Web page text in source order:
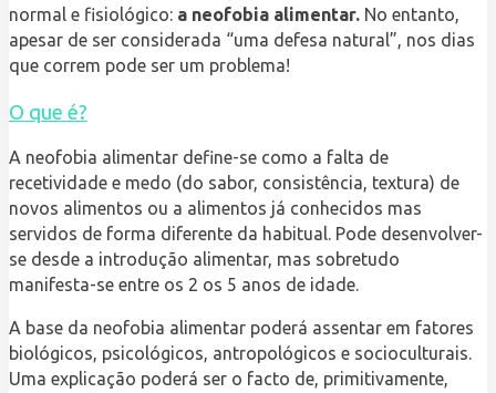
normal e fisiológico: a neofobia alimentar. No entanto,
apesar de ser considerada “uma defesa natural”, nos dias
que correm pode ser um problema!
O que é?
A neofobia alimentar define-se como a falta de
recetividade e medo (do sabor, consistência, textura) de
novos alimentos ou a alimentos já conhecidos mas
servidos de forma diferente da habitual. Pode desenvolver-
se desde a introdução alimentar, mas sobretudo
manifesta-se entre os 2 os 5 anos de idade.
A base da neofobia alimentar poderá assentar em fatores
biológicos, psicológicos, antropológicos e socioculturais.
Uma explicação poderá ser o facto de, primitivamente,